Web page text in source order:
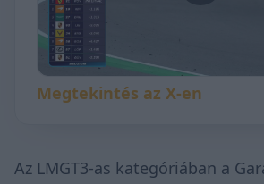
Megtekintés az X-en
Az LMGT3-as kategóriában a